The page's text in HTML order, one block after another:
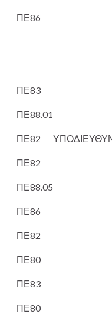
ΠΕ86
ΠΕ83
ΠΕ88.01
ΠΕ82
ΠΕ82
ΠΕ88.05
ΠΕ86
ΠΕ82
ΠΕ80
ΠΕ83
ΠΕ80